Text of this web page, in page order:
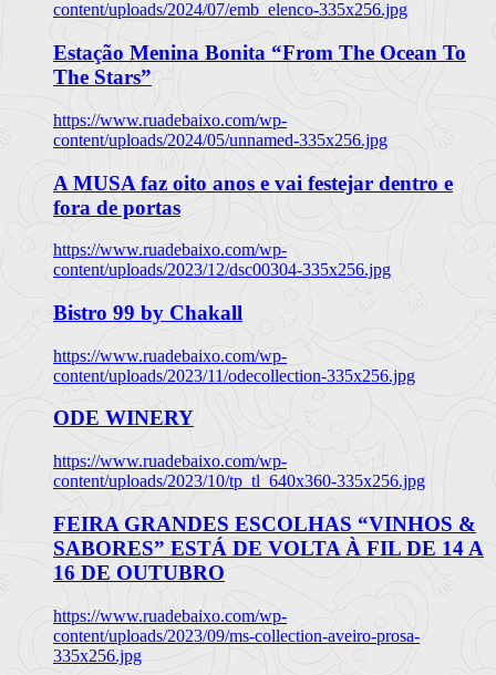
content/uploads/2024/07/emb_elenco-335x256.jpg
Estação Menina Bonita “From The Ocean To
The Stars”
https://www.ruadebaixo.com/wp-
content/uploads/2024/05/unnamed-335x256.jpg
A MUSA faz oito anos e vai festejar dentro e
fora de portas
https://www.ruadebaixo.com/wp-
content/uploads/2023/12/dsc00304-335x256.jpg
Bistro 99 by Chakall
https://www.ruadebaixo.com/wp-
content/uploads/2023/11/odecollection-335x256.jpg
ODE WINERY
https://www.ruadebaixo.com/wp-
content/uploads/2023/10/tp_tl_640x360-335x256.jpg
FEIRA GRANDES ESCOLHAS “VINHOS &
SABORES” ESTÁ DE VOLTA À FIL DE 14 A
16 DE OUTUBRO
https://www.ruadebaixo.com/wp-
content/uploads/2023/09/ms-collection-aveiro-prosa-
335x256.jpg